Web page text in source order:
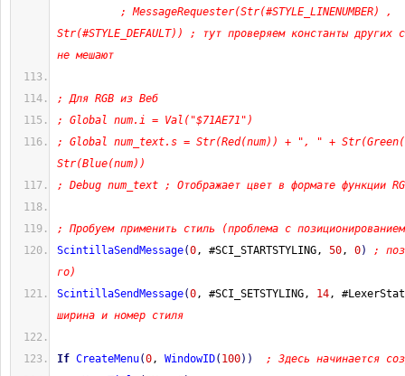
; MessageRequester(Str(#STYLE_LINENUMBER) ,
Str(#STYLE_DEFAULT)) ; тут проверяем константы других
не мешают
; Для RGB из Веб
; Global num.i = Val("$71AE71")
; Global num_text.s = Str(Red(num)) + ", " +
Str(Blue(num))
; Debug num_text ; Отображает цвет в формате функции
; Пробуем применить стиль (проблема с
ScintillaSendMessage(0, #SCI_STARTSTYLING, 50, 0)
;
го)
ScintillaSendMessage(0, #SCI_SETSTYLING, 14,
ширина и номер стиля
If CreateMenu(0, WindowID( 100) )
; Здесь начинается